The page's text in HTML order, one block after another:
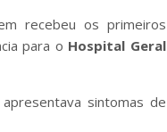
recebeu os primeiros
para o Hospital Geral
sintomas de